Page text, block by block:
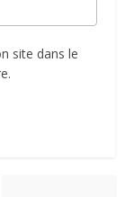
site dans le